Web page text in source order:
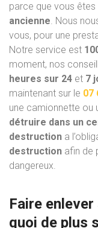
parce que vous êtes
ancienne. Nous
vous, pour une
Notre service est
moment, nos
heures sur 24 et 7
maintenant sur le 07
une camionnette ou
détruire dans un
destruction a
destruction afin de
dangereux.
Faire
quoi de plus